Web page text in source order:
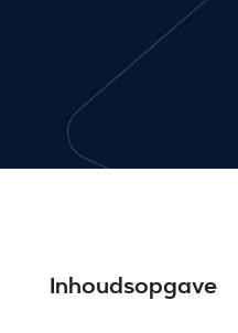
Inhoudsopgave